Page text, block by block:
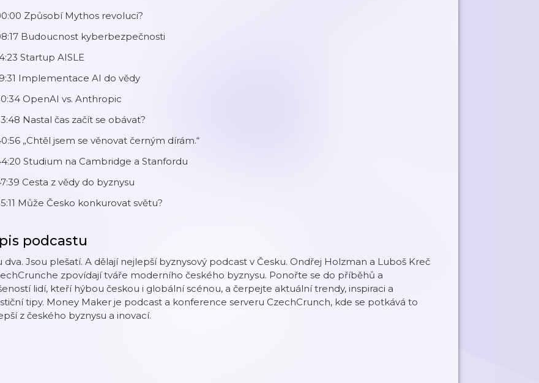
Způsobí Mythos revoluci?
Budoucnost kyberbezpečnosti
Startup AISLE
Implementace AI do vědy
OpenAI vs. Anthropic
Nastal čas začít se obávat?
„Chtěl jsem se věnovat černým dírám.“
Studium na Cambridge a Stanfordu
Cesta z vědy do byznysu
Může Česko konkurovat světu?
podcastu
dva. Jsou plešatí. A dělají nejlepší byznysový podcast v Česku. Ondřej Holzman a Luboš Kreč
zpovídají tváře moderního českého byznysu. Ponořte se do příběhů a
lidí, kteří hýbou českou i globální scénou, a čerpejte aktuální trendy, inspiraci a
tipy. Money Maker je podcast a konference serveru CzechCrunch, kde se potkává to
z českého byznysu a inovací.